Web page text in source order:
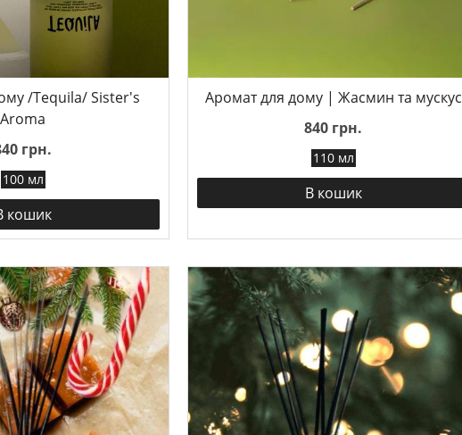
/Tequila/ Sister's
Aroma
грн.
100 мл
кошик
Аромат для дому | Жасмин та мускус
840 грн.
110 мл
В кошик